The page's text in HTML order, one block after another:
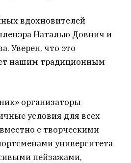
вдохновителей
Наталью Довнич и
Уверен, что это
нашим традиционным
организаторы
условия для всех
с творческими
университета
пейзажами,